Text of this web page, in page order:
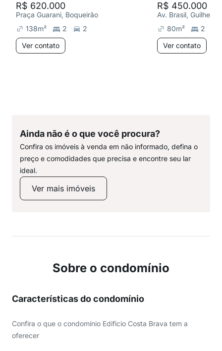
R$ 620.000
Praça Guarani, Boqueirão
138m² 2
2
Ver contato
R$ 450.000
Av. Brasil,
80m² 2
Ver contato
Ainda não é o que você procura?
Confira os imóveis à venda em não informado, defina o
preço e comodidades que precisa e encontre seu lar
ideal.
Ver mais imóveis
Sobre o condomínio
Características do condomínio
Confira o que o condomínio Edificio Costa Brava tem a
oferecer